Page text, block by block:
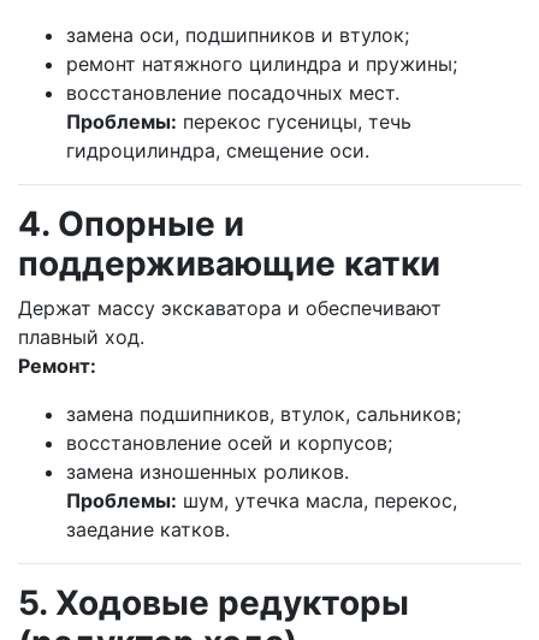
замена оси, подшипников и втулок;
ремонт натяжного цилиндра и пружины;
восстановление посадочных мест.
Проблемы: перекос гусеницы, течь
гидроцилиндра, смещение оси.
4. Опорные и
поддерживающие катки
Держат массу экскаватора и обеспечивают
плавный ход.
Ремонт:
замена подшипников, втулок, сальников;
восстановление осей и корпусов;
замена изношенных роликов.
Проблемы: шум, утечка масла, перекос,
заедание катков.
5. Ходовые редукторы